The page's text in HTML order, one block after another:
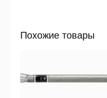
Похожие товары